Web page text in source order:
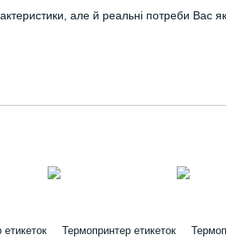
але й реальні потреби Вас